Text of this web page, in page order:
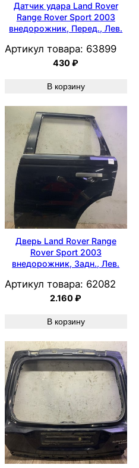
Датчик удара Land Rover
Range Rover Sport 2003
внедорожник, Перед., Лев.
Артикул товара: 63899
430₽
В корзину
Дверь Land Rover Range
Rover Sport 2003
внедорожник, Задн., Лев.
Артикул товара: 62082
2.160₽
В корзину